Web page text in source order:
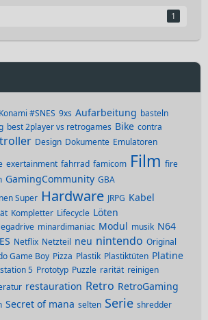
1
#SNES 9xs Aufarbeitung basteln
best 2player vs retrogames Bike contra
Design Dokumente Emulatoren
exertainment fahrrad famicom Film fire
GamingCommunity GBA
Super Hardware JRPG Kabel
Kompletter Lifecycle Löten
minardimaniac Modul musik N64
Netflix Netzteil neu nintendo Original
Game Boy Pizza Plastik Plastiktüten Platine
5 Prototyp Puzzle rarität reinigen
restauration Retro RetroGaming
Secret of mana selten Serie shredder